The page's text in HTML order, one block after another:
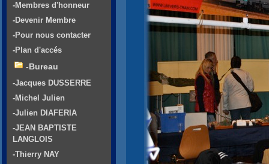
-Membres d'honneur
-Devenir Membre
-Pour nous contacter
-Plan d'accés
-Bureau
-Jacques DUSSERRE
-Michel Julien
-Julien DIAFERIA
-JEAN BAPTISTE
LANGLOIS
-Thierry NAY